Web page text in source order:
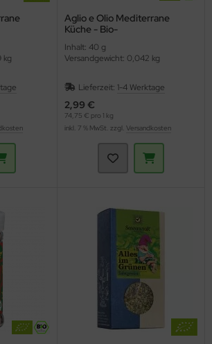
kg
Aglio e Olio Mediterrane
Küche - Bio-
(Lebensbaum)
Inhalt: 40 g
Versandgewicht: 0,042 kg
Lieferzeit: 1-4 Werktage
2,99 €
74,75 € pro 1 kg
inkl. 7 % MwSt. zzgl. Versandkosten